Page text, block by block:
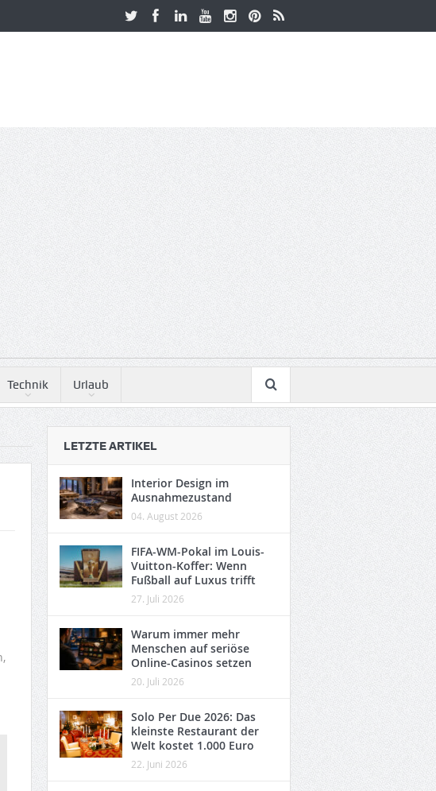
Technik Urlaub
LETZTE ARTIKEL
Interior Design im
Ausnahmezustand
04. August 2026
FIFA-WM-Pokal im Louis-
Vuitton-Koffer: Wenn
Fußball auf Luxus trifft
27. Juli 2026
Warum immer mehr
Menschen auf seriöse
Online-Casinos setzen
20. Juli 2026
Solo Per Due 2026: Das
kleinste Restaurant der
Welt kostet 1.000 Euro
22. Juni 2026